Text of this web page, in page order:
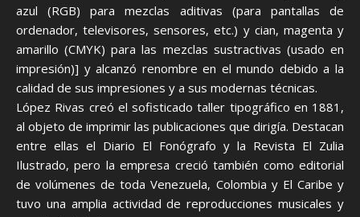
azul (RGB) para mezclas aditivas (para pantallas de
ordenador, televisores, sensores, etc.) y cian, magenta y
amarillo (CMYK) para las mezclas sustractivas (usado en
impresión)] y alcanzó renombre en el mundo debido a la
calidad de sus impresiones y a sus modernas técnicas.
López Rivas creó el sofisticado taller tipográfico en 1881,
al objeto de imprimir las publicaciones que dirigía. Destacan
entre ellas el Diario El Fonógrafo y la Revista El Zulia
Ilustrado, pero la empresa creció también como editorial
de volúmenes de toda Venezuela, Colombia y El Caribe y
tuvo una amplia actividad de reproducciones musicales y